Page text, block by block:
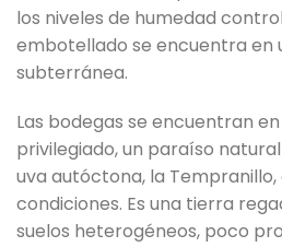
los niveles de humedad
embotellado se encuentra en
subterránea.
Las bodegas se encuentran
privilegiado, un paraíso
uva autóctona, la
condiciones. Es una tierra
suelos heterogéneos, poco